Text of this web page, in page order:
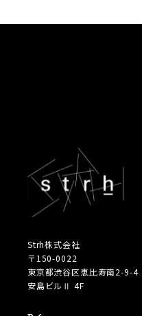
Strh株式会社
〒150-0022
東京都渋谷区恵比寿南2-9-4
安島ビルⅡ 4F